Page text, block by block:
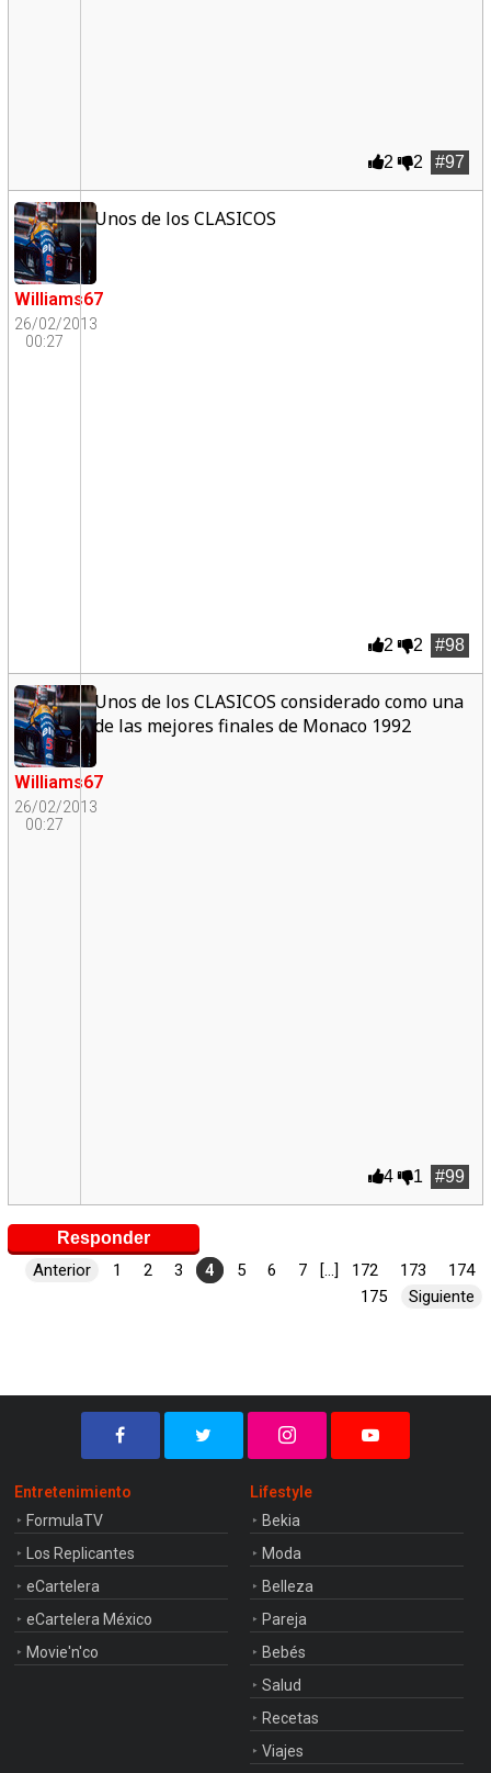
#97
2 2
Williams67
26/02/2013
00:27
Unos de los CLASICOS
#98
2 2
Williams67
26/02/2013
00:27
Unos de los CLASICOS considerado como una
de las mejores finales de Monaco 1992
#99
4 1
Responder
Anterior 1 2 3 4 5 6 7 [...] 172 173
174
175
Siguiente
Entretenimiento
FormulaTV
Los Replicantes
eCartelera
eCartelera México
Movie'n'co
Lifestyle
Bekia
Moda
Belleza
Pareja
Bebés
Salud
Recetas
Viajes